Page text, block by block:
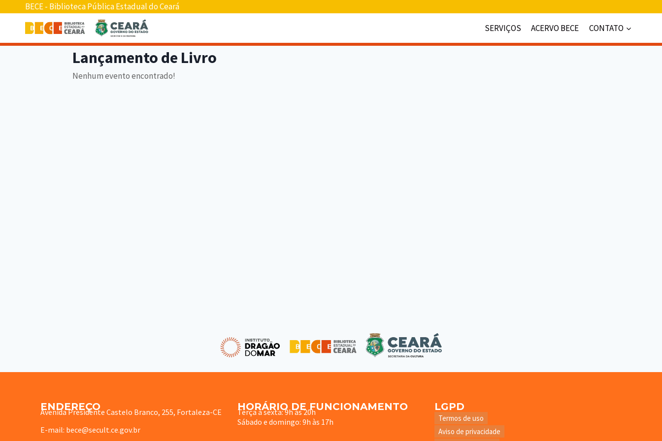
BECE - Biblioteca Pública Estadual do Ceará
SERVIÇOS
ACERVO BECE CONTATO
Lançamento de Livro
Nenhum evento encontrado!
ENDEREÇO
Avenida Presidente Castelo Branco, 255, Fortaleza-CE
E-mail: bece@secult.ce.gov.br
HORÁRIO DE FUNCIONAMENTO
Terça à sexta: 9h às 20h
Sábado e domingo: 9h às 17h
LGPD
Termos de uso
Aviso de privacidade